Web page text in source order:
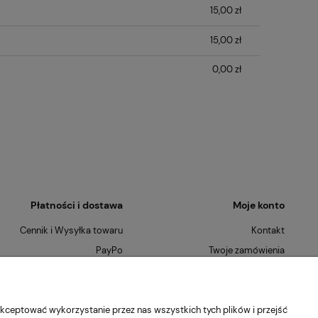
15,00 zł
15,00 zł
0,00 zł
Płatności i dostawa
Cennik i Wysyłka towaru
PayPo
Moje konto
Kontakt
Twoje zamówienia
O nas
wykorzystanie przez nas wszystkich tych plików i przejść